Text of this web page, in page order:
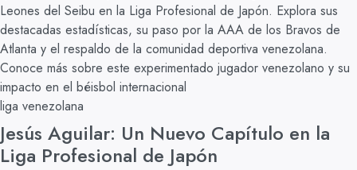
liga venezolana
Jesús Aguilar: Un Nuevo Capítulo en la
Liga Profesional de Japón